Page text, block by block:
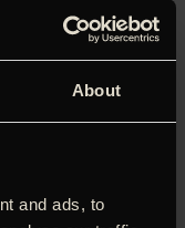
About
and ads, to
ved
sig fra det